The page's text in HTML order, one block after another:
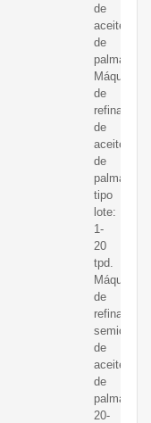
de
aceite
de
palma.
Máquina
de
refinación
de
aceite
de
palma
tipo
lote:
1-
20
tpd.
Máquina
de
refinación
de
aceite
de
palma:
20-